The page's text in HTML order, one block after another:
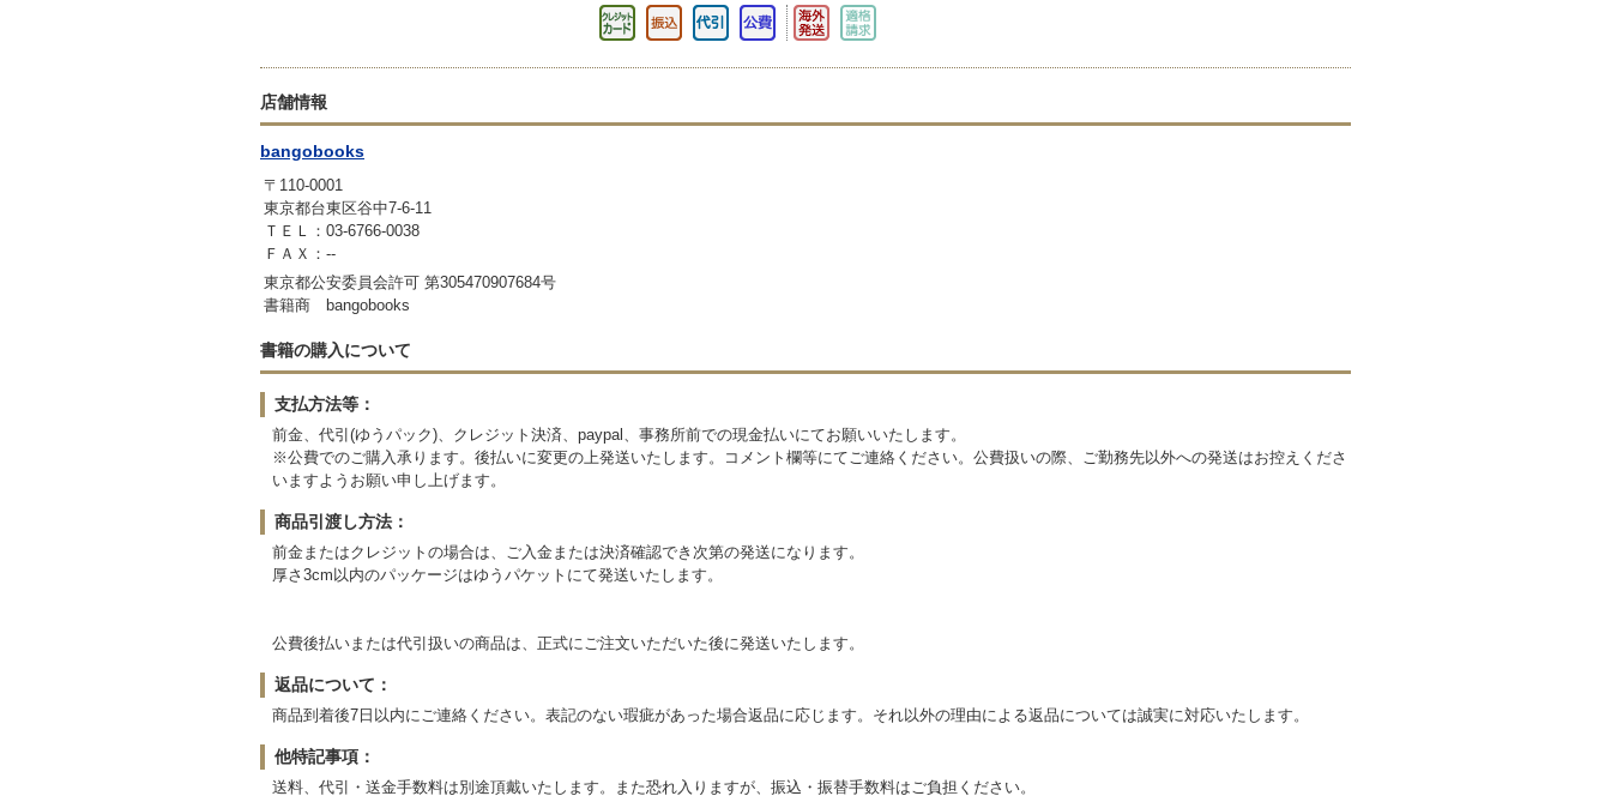
店舗情報
bangobooks
〒110-0001
東京都台東区谷中7-6-11
ＴＥＬ：03-6766-0038
ＦＡＸ：--
東京都公安委員会許可 第305470907684号
書籍商 bangobooks
書籍の購入について
支払方法等：
前金、代引(ゆうパック)、クレジット決済、paypal、事務所前での現金払いにてお願いいたします。
※公費でのご購入承ります。後払いに変更の上発送いたします。コメント欄等にてご連絡ください。公費扱いの際、ご勤務先以外への発送はお控えくださ
いますようお願い申し上げます。
商品引渡し方法：
前金またはクレジットの場合は、ご入金または決済確認でき次第の発送になります。
厚さ3cm以内のパッケージはゆうパケットにて発送いたします。
公費後払いまたは代引扱いの商品は、正式にご注文いただいた後に発送いたします。
返品について：
商品到着後7日以内にご連絡ください。表記のない瑕疵があった場合返品に応じます。それ以外の理由による返品については誠実に対応いたします。
他特記事項：
送料、代引・送金手数料は別途頂戴いたします。また恐れ入りますが、振込・振替手数料はご負担ください。